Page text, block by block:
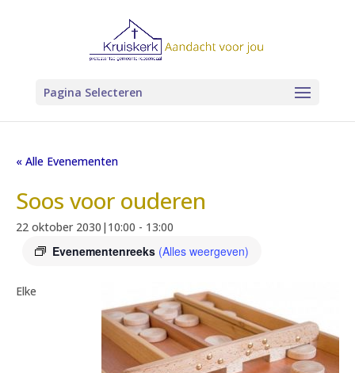
Pagina Selecteren
« Alle Evenementen
Soos voor ouderen
22 oktober 2030|10:00 - 13:00
Evenementenreeks (Alles weergeven)
Elke